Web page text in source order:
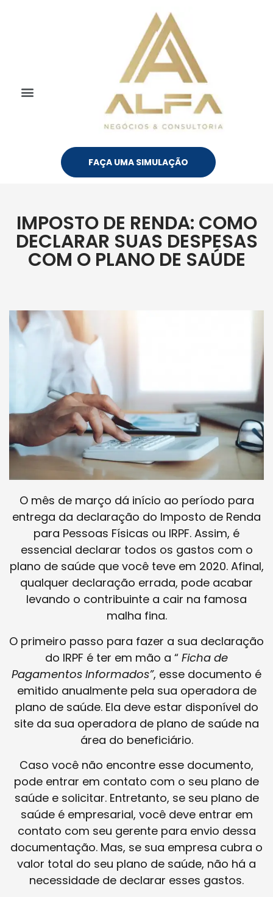
FAÇA UMA SIMULAÇÃO
IMPOSTO DE RENDA: COMO
DECLARAR SUAS DESPESAS
COM O PLANO DE SAÚDE
O mês de março dá início ao período para
entrega da declaração do Imposto de Renda
para Pessoas Físicas ou IRPF. Assim, é
essencial declarar todos os gastos com o
plano de saúde que você teve em 2020. Afinal,
qualquer declaração errada, pode acabar
levando o contribuinte a cair na famosa
malha fina.
O primeiro passo para fazer a sua declaração
do IRPF é ter em mão a “ Ficha de
Pagamentos Informados”, esse documento é
emitido anualmente pela sua operadora de
plano de saúde. Ela deve estar disponível do
site da sua operadora de plano de saúde na
área do beneficiário.
Caso você não encontre esse documento,
pode entrar em contato com o seu plano de
saúde e solicitar. Entretanto, se seu plano de
saúde é empresarial, você deve entrar em
contato com seu gerente para envio dessa
documentação. Mas, se sua empresa cubra o
valor total do seu plano de saúde, não há a
necessidade de declarar esses gastos.